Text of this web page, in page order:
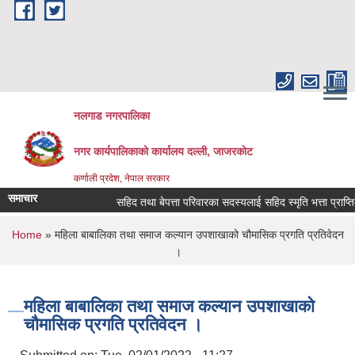
Skip to main content
नलगाड नगरपालिका
नगर कार्यपालिकाको कार्यालय दल्ली, जाजरकाेट
कर्णाली प्रदेश, नेपाल सरकार
समाचार सहिद तथा बेपत्ता परिवारका सदस्यलाई सहिद स्मृति भत्ता
You are here
Home» महिला बाबालिका तथा समाज कल्यान उपशाखाको चौमासिक प्रगति प्रतिवेदन
।
महिला बाबालिका तथा समाज कल्यान उपशाखाको
चौमासिक प्रगति प्रतिवेदन ।